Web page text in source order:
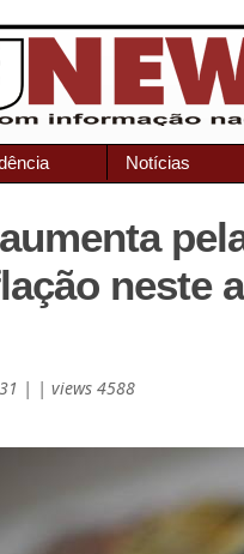
Notícias
neste
| | views 4588